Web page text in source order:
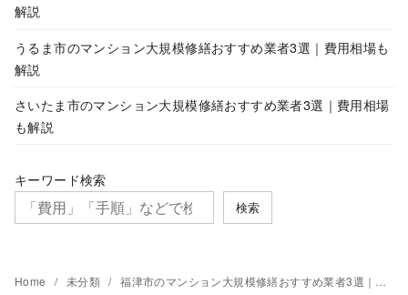
解説
うるま市のマンション大規模修繕おすすめ業者3選｜費用相場も
解説
さいたま市のマンション大規模修繕おすすめ業者3選｜費用相場
も解説
キーワード検索
検索
Home 未分類 福津市のマンション大規模修繕おすすめ業者3選｜費用相場も解説